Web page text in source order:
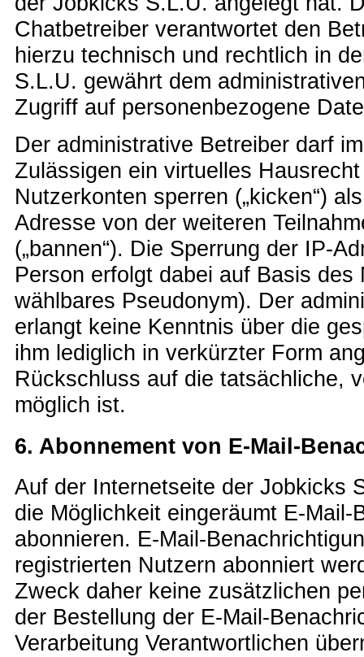
Chatbetreiber verantwortet den
hierzu technisch und rechtlich in
S.L.U. gewährt dem
Zugriff auf personenbezogene
Der administrative Betreiber darf
Zulässigen ein virtuelles
Nutzerkonten sperren („kicken“)
Adresse von der weiteren
(„bannen“). Die Sperrung der IP-
Person erfolgt dabei auf Basis des
wählbares Pseudonym). Der
erlangt keine Kenntnis über die
ihm lediglich in verkürzter Form
Rückschluss auf die tatsächliche,
möglich ist.
6. Abonnement von E-Mail-
Auf der Internetseite der Jobkicks
die Möglichkeit eingeräumt E-Mail-
abonnieren. E-Mail-
registrierten Nutzern abonniert
Zweck daher keine zusätzlichen
der Bestellung der E-Mail-
Verarbeitung Verantwortlichen